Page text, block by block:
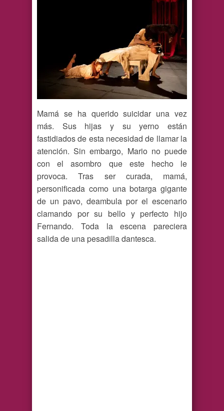
Mamá se ha querido suicidar una vez
más. Sus hijas y su yerno están
fastidiados de esta necesidad de llamar la
atención. Sin embargo, Mario no puede
con el asombro que este hecho le
provoca. Tras ser curada, mamá,
personificada como una botarga gigante
de un pavo, deambula por el escenario
clamando por su bello y perfecto hijo
Fernando. Toda la escena pareciera
salida de una pesadilla dantesca.